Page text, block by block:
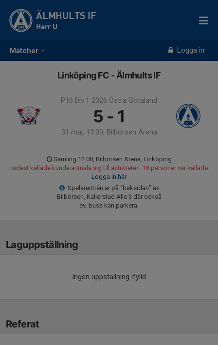
Matcher Logga in
ÄLMHULTS IF
Herr U
Linköping FC - Älmhults IF
P16 Div.1 2026 Östra Götaland
5 - 1
31 maj, 13:00, Bilbörsen Arena
Samling 12:00, Bilbörsen Arena, Linköping
Endast kallade kunde anmäla sig till aktiviteten. 18 personer var kallade.
Logga in här
Spelarentrén är på “baksidan” av
Bilbörsen, Kallerstad Alle 3 där också
ev. buss kan parkera.
Laguppställning
Ingen uppställning ifylld
Referat